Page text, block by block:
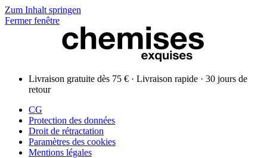
Zum Inhalt springen
Fermer fenêtre
Livraison gratuite dès 75 € · Livraison rapide · 30 jours de
retour
CG
Protection des données
Droit de rétractation
Paramètres des cookies
Mentions légales